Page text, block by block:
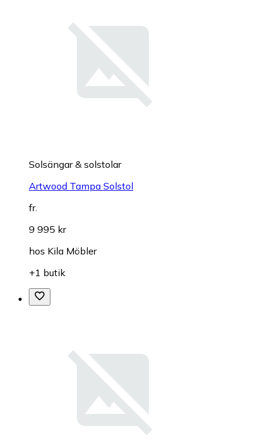
Solsängar & solstolar
Artwood Tampa Solstol
fr.
9 995 kr
hos Kila Möbler
+1 butik